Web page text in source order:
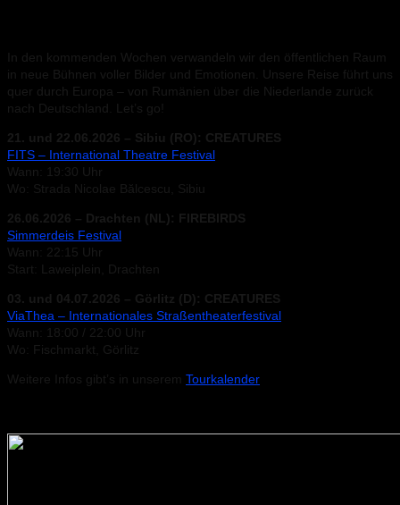
In den kommenden Wochen verwandeln wir den öffentlichen Raum
in neue Bühnen voller Bilder und Emotionen. Unsere Reise führt uns
quer durch Europa – von Rumänien über die Niederlande zurück
nach Deutschland. Let’s go!
21. und 22.06.2026 – Sibiu (RO): CREATURES
FITS – International Theatre Festival
Wann: 19:30 Uhr
Wo: Strada Nicolae Bălcescu, Sibiu
26.06.2026 – Drachten (NL): FIREBIRDS
Simmerdeis Festival
Wann: 22:15 Uhr
Start: Laweiplein, Drachten
03. und 04.07.2026 – Görlitz (D): CREATURES
ViaThea – Internationales Straßentheaterfestival
Wann: 18:00 / 22:00 Uhr
Wo: Fischmarkt, Görlitz
Weitere Infos gibt’s in unserem Tourkalender